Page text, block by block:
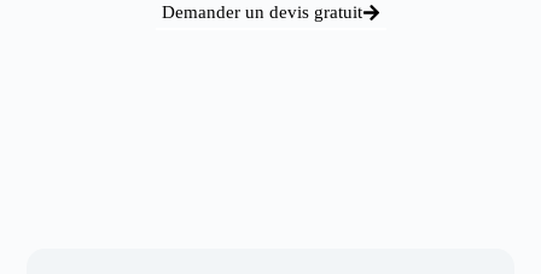
Demander un devis gratuit